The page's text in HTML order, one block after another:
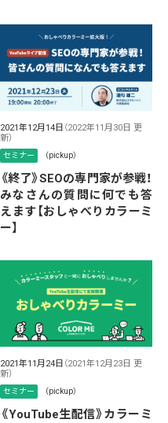
2021年12月14日 （2022年11月30日 更
新）
セミナー （pickup）
《終了》SEOの専門家が参戦！
みなさんの質問に何でも答
えます【おしゃべりカラーミ
ー】
2021年11月24日 （2021年12月23日 更
新）
セミナー （pickup）
《YouTube生配信》カラーミ